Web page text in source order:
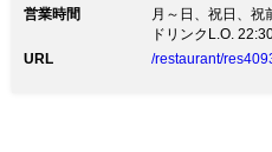
営業時間
月～日、祝日、祝
ドリンクL.O. 22:30
URL
/restaurant/